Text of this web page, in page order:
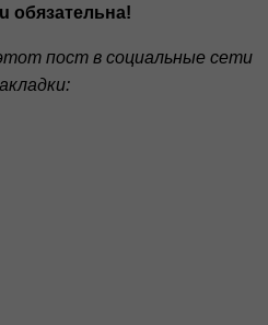
обязательна!
пост в социальные сети